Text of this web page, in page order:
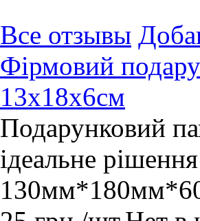
Все отзывы
Фірмовий
13х18х6см
Подарунковий
ідеальне